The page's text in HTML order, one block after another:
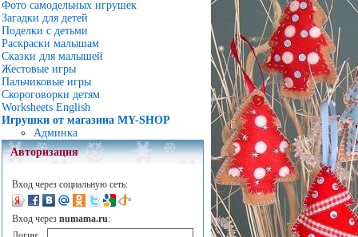
Фото самодельных игрушек
Загадки для детей
Поделки с детьми
Раскраски малышам
Сказки для малышей
Жестовые игры
Пальчиковые игры
Скороговорки детям
Worksheets English
Игрушки от магазина MY-SHOP
Админка
Авторизация
Вход через социальную сеть:
Вход через numama.ru: